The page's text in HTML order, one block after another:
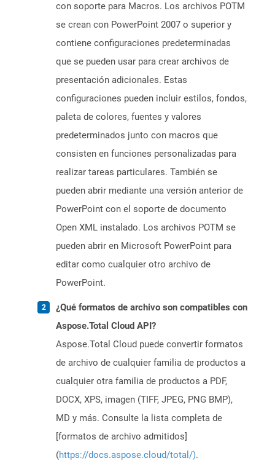
con soporte para Macros. Los archivos POTM
se crean con PowerPoint 2007 o superior y
contiene configuraciones predeterminadas
que se pueden usar para crear archivos de
presentación adicionales. Estas
configuraciones pueden incluir estilos, fondos,
paleta de colores, fuentes y valores
predeterminados junto con macros que
consisten en funciones personalizadas para
realizar tareas particulares. También se
pueden abrir mediante una versión anterior de
PowerPoint con el soporte de documento
Open XML instalado. Los archivos POTM se
pueden abrir en Microsoft PowerPoint para
editar como cualquier otro archivo de
PowerPoint.
¿Qué formatos de archivo son compatibles con
Aspose.Total Cloud API?
Aspose.Total Cloud puede convertir formatos
de archivo de cualquier familia de productos a
cualquier otra familia de productos a PDF,
DOCX, XPS, imagen (TIFF, JPEG, PNG BMP),
MD y más. Consulte la lista completa de
[formatos de archivo admitidos]
(https://docs.aspose.cloud/total/).